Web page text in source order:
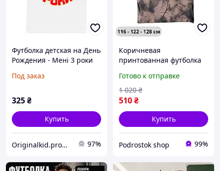
Футболка детская на День
Рождения - Менi 3 роки
Под заказ
325₴
Купить
Originalkid.prom.ua 97%
Коричневая
принтованная футболка
мальчика, детские
модные качественные
футболки лето Турция
Готово к отправке
510₴
1 020 ₴
Купить
Podrostok shop 99%